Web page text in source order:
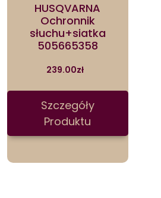
HUSQVARNA
Ochronnik
słuchu+siatka
505665358
239.00zł
Szczegóły
Produktu